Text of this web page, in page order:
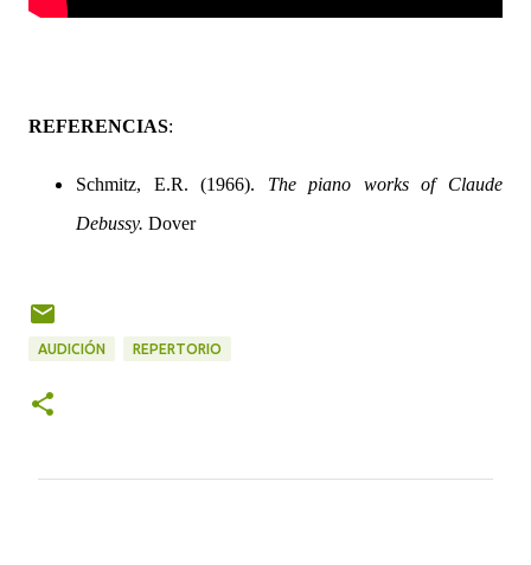
REFERENCIAS:
Schmitz, E.R. (1966). The piano works of Claude
Debussy. Dover
AUDICIÓN REPERTORIO